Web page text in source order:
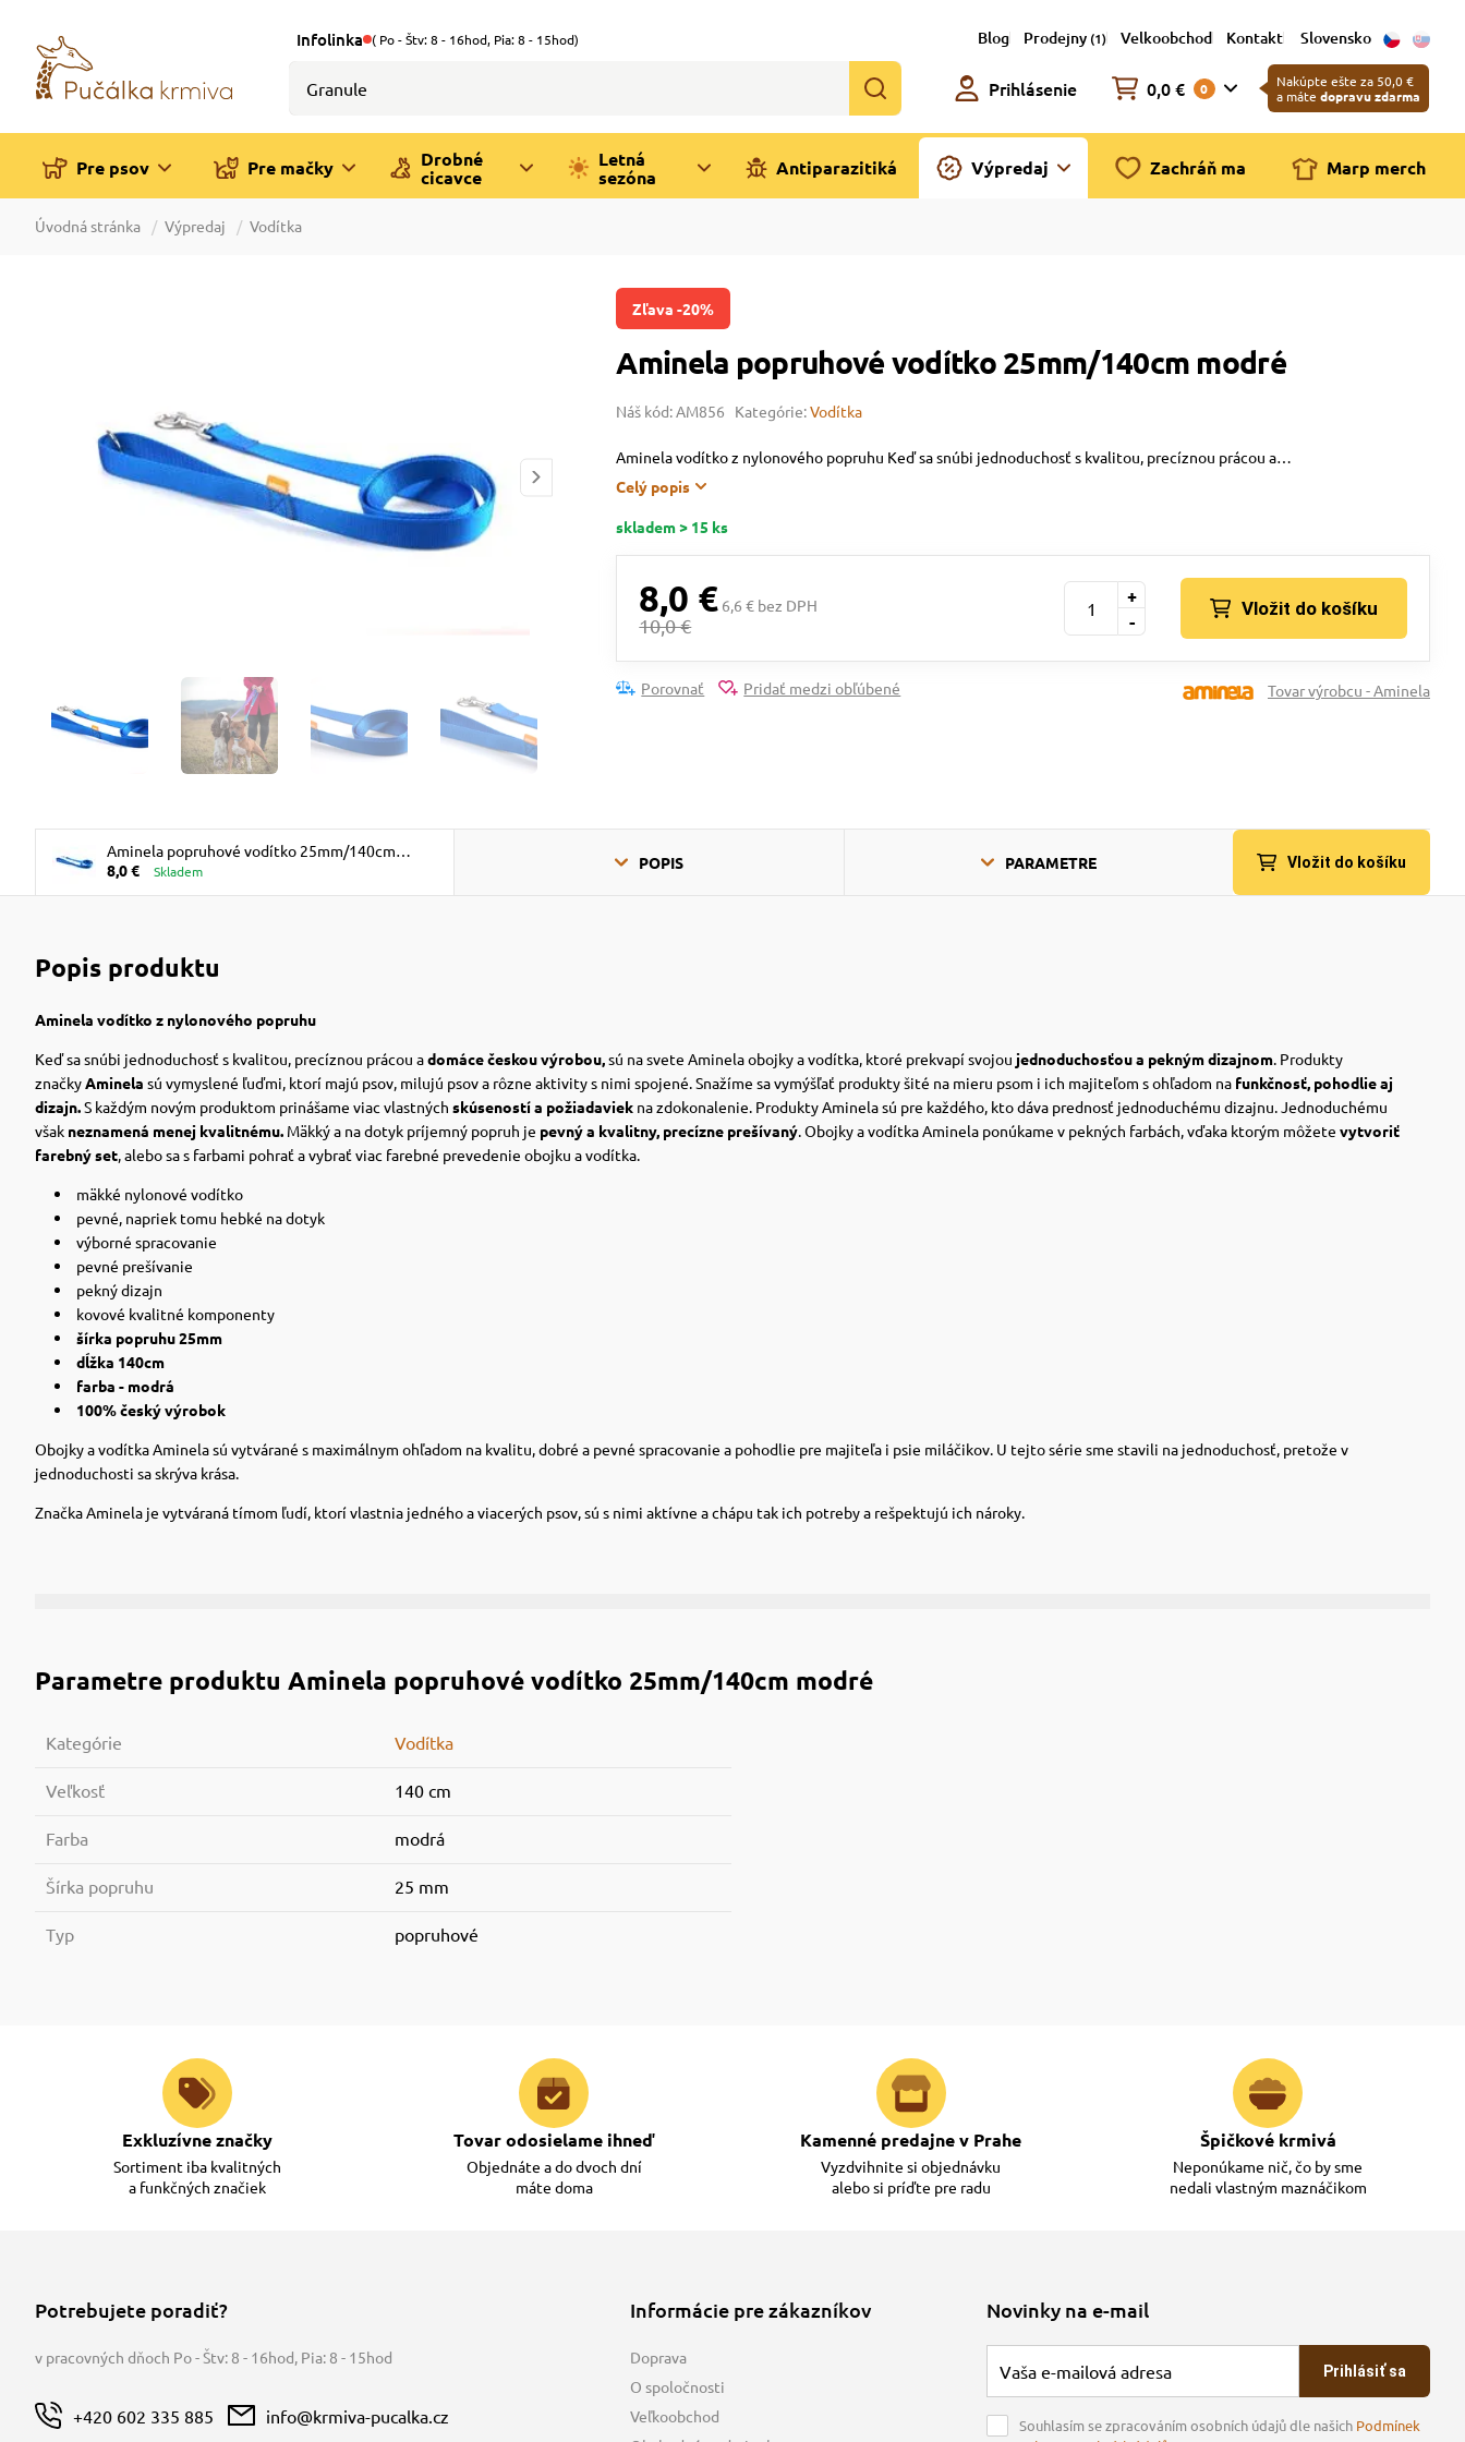
Infolinka ( Po - Štv: 8 - 16hod, Pia: 8 - 15hod) Blog Prodejny (1) Velkoobchod Kontakt Slovensko
Prihlásenie 0,0 € 0
Nakúpte ešte za 50,0 €
a máte dopravu zdarma
Pre psov Pre mačky
Drobné
cicavce
Letná
sezóna
Antiparazitiká Výpredaj Zachráň ma Marp merch
Úvodná stránka Výpredaj Vodítka
Zľava -20%
Aminela popruhové vodítko 25mm/140cm modré
Náš kód: AM856 Kategórie:Vodítka
Aminela vodítko z nylonového popruhu Keď sa snúbi jednoduchosť s kvalitou, precíznou prácou a…
Celý popis
skladem > 15 ks
8,0 € 6,6 € bez DPH
10,0 € -
+
Vložit do košíku
Porovnať Pridať medzi obľúbené Tovar výrobcu - Aminela
Aminela popruhové vodítko 25mm/140cm
modré
8,0 € Skladem POPIS PARAMETRE Vložit do košíku
Popis produktu
Aminela vodítko z nylonového popruhu
Keď sa snúbi jednoduchosť s kvalitou, precíznou prácou adomáce českou výrobou,sú na svete Aminela obojky a vodítka, ktoré prekvapí svojou jednoduchosťou a pekným dizajnom. Produkty
značkyAminela sú vymyslené ľuďmi, ktorí majú psov, milujú psov a rôzne aktivity s nimi spojené.Snažíme sa vymýšľať produkty šité na mieru psom i ich majiteľom s ohľadom na funkčnosť, pohodlie aj
dizajn.S každým novým produktom prinášame viac vlastných skúseností a požiadaviek na zdokonalenie. Produkty Aminela sú pre každého, kto dáva prednosť jednoduchému dizajnu.Jednoduchému
však neznamená menej kvalitnému. Mäkký a na dotyk príjemný popruh je pevný a kvalitny, precízne prešívaný.Obojky a vodítka Aminela ponúkame v pekných farbách, vďaka ktorým môžete vytvoriť
farebný set, alebo sa s farbami pohrať a vybrať viac farebné prevedenie obojku a vodítka.
mäkké nylonové vodítko
pevné, napriek tomu hebké na dotyk
výborné spracovanie
pevné prešívanie
pekný dizajn
kovové kvalitné komponenty
šírka popruhu 25mm
dĺžka 140cm
farba - modrá
100% český výrobok
Obojky a vodítka Aminela sú vytvárané s maximálnym ohľadom na kvalitu, dobré a pevné spracovanie a pohodlie pre majiteľa i psie miláčikov. U tejto série sme stavili na jednoduchosť, pretože v
jednoduchosti sa skrýva krása.
Značka Aminela je vytváraná tímom ľudí, ktorí vlastnia jedného a viacerých psov, sú s nimi aktívne a chápu tak ich potreby a rešpektujú ich nároky.
Parametre produktu Aminela popruhové vodítko 25mm/140cm modré
Kategórie Vodítka
Veľkosť 140 cm
Farba modrá
Šírka popruhu 25 mm
Typ popruhové
Exkluzívne značky
Sortiment iba kvalitných
a funkčných značiek
Tovar odosielame ihneď
Objednáte a do dvoch dní
máte doma
Kamenné predajne v Prahe
Vyzdvihnite si objednávku
alebo si príďte pre radu
Špičkové krmivá
Neponúkame nič, čo by sme
nedali vlastným maznáčikom
Potrebujete poradiť?
v pracovných dňoch Po - Štv: 8 - 16hod, Pia: 8 - 15hod
+420 602 335 885 info@krmiva-pucalka.cz
Informácie pre zákazníkov
Doprava
O spoločnosti
Veľkoobchod
Novinky na e-mail
Prihlásiť sa
Souhlasím se zpracováním osobních údajů dle našich Podmínek